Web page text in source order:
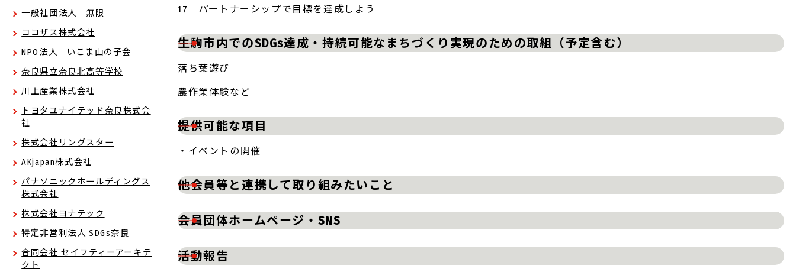
17 パートナーシップで目標を達成しよう
生駒市内でのSDGs達成・持続可能なまちづくり実現のための取組（予定含む）
落ち葉遊び
農作業体験など
提供可能な項目
・イベントの開催
他会員等と連携して取り組みたいこと
会員団体ホームページ・SNS
活動報告
一般社団法人 無限
ココザス株式会社
NPO法人 いこま山の子会
奈良県立奈良北高等学校
川上産業株式会社
トヨタユナイテッド奈良株式会
社
株式会社リングスター
AKjapan株式会社
パナソニックホールディングス
株式会社
株式会社ヨナテック
特定非営利法人 SDGs奈良
合同会社 セイフティーアーキテ
クト